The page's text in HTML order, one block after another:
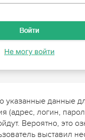
указанные данные
(адрес, логин,
Вероятно, это
выставил